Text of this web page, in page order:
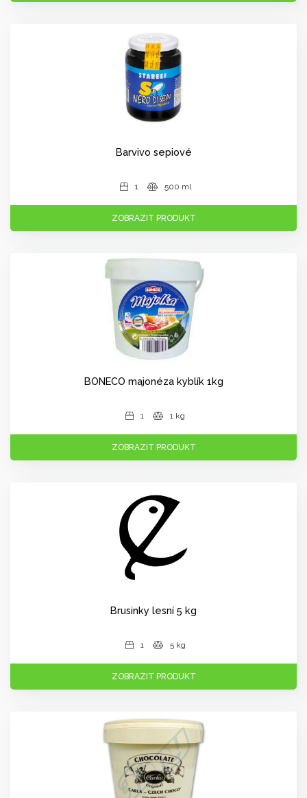
Barvivo sepiové
1 500 ml
ZOBRAZIT PRODUKT
BONECO majonéza kyblík 1kg
1 1 kg
ZOBRAZIT PRODUKT
Brusinky lesní 5 kg
1 5 kg
ZOBRAZIT PRODUKT